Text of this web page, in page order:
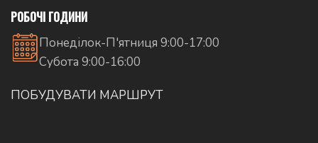
РОБОЧІ ГОДИНИ
Понеділок-П'ятниця 9:00-17:00
Субота 9:00-16:00
ПОБУДУВАТИ МАРШРУТ